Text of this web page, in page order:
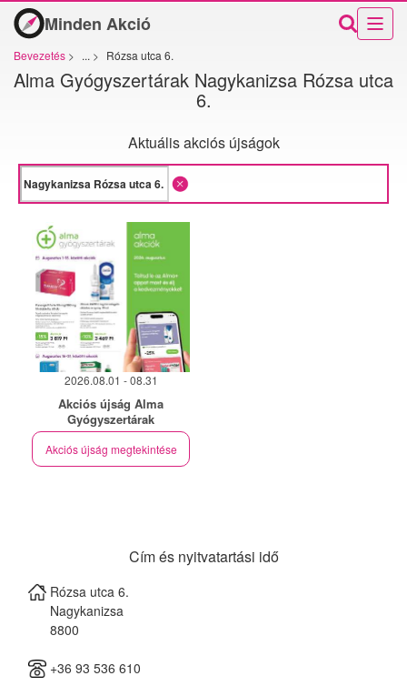
Minden Akció
Bevezetés > ... > Rózsa utca 6.
Alma Gyógyszertárak Nagykanizsa Rózsa utca
6.
Aktuális akciós újságok
2026.08.01 - 08.31
Akciós újság Alma
Gyógyszertárak
Akciós újság megtekintése
Cím és nyitvatartási idő
Rózsa utca 6.
Nagykanizsa
8800
+36 93 536 610